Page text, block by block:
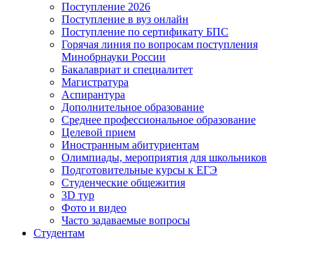
Поступление 2026
Поступление в вуз онлайн
Поступление по сертификату БПС
Горячая линия по вопросам поступления
Минобрнауки России
Бакалавриат и специалитет
Магистратура
Аспирантура
Дополнительное образование
Среднее профессиональное образование
Целевой прием
Иностранным абитуриентам
Олимпиады, мероприятия для школьников
Подготовительные курсы к ЕГЭ
Студенческие общежития
3D тур
Фото и видео
Часто задаваемые вопросы
Студентам